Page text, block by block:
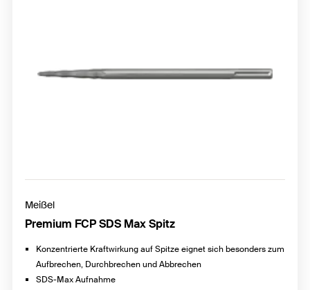
Meißel
Premium FCP SDS Max Spitz
Konzentrierte Kraftwirkung auf Spitze eignet sich besonders zum
Aufbrechen, Durchbrechen und Abbrechen
SDS-Max Aufnahme